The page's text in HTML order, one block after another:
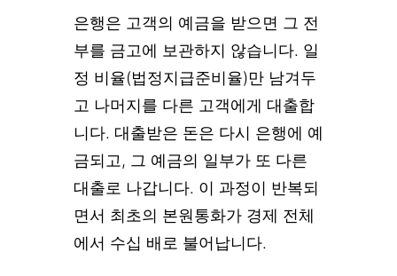
은행은 고객의 예금을 받으면 그 전
부를 금고에 보관하지 않습니다. 일
정 비율(법정지급준비율)만 남겨두
고 나머지를 다른 고객에게 대출합
니다. 대출받은 돈은 다시 은행에 예
금되고, 그 예금의 일부가 또 다른
대출로 나갑니다. 이 과정이 반복되
면서 최초의 본원통화가 경제 전체
에서 수십 배로 불어납니다.